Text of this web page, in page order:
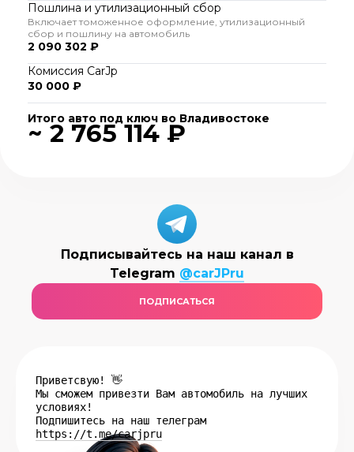
Пошлина и утилизационный сбор
Включает томоженное оформление, утилизационный
сбор и пошлину на автомобиль
2 090 302 ₽
Комиссия CarJp
30 000 ₽
Итого авто под ключ во Владивостоке
~ 2 765 114 ₽
Подписывайтесь на наш канал в
Telegram @carJPru
ПОДПИСАТЬСЯ
Приветсвую! 👋
Мы сможем привезти Вам автомобиль на лучших
условиях!
Подпишитесь на наш телеграм
https://t.me/carjpru